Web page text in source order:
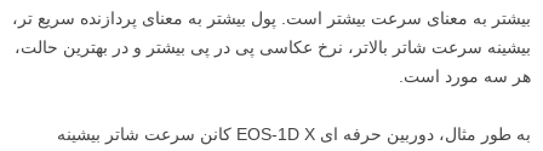
بیشتر به معنای سرعت بیشتر است. پول بیشتر به معنای پردازنده سریع تر،
بیشینه سرعت شاتر بالاتر، نرخ عکاسی پی در پی بیشتر و در بهترین حالت،
هر سه مورد است.
به طور مثال، دوربین حرفه ای EOS-1D X کانن سرعت شاتر بیشینه